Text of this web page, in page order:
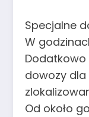
Specjalne
W
Dodatkowo
dowozy dla
Od około